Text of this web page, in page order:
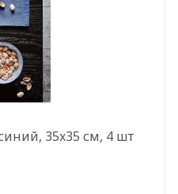
35x35 см, 4 шт